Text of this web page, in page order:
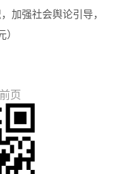
加强社会舆论引导，
页